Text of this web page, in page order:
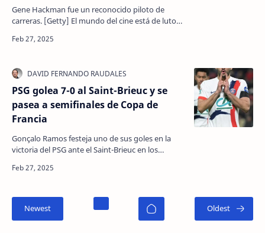
Gene Hackman fue un reconocido piloto de
carreras. [Getty] El mundo del cine está de luto
actor Gene…
PSG golea 7-0 al Saint-Brieuc y se
pasea a semifinales de Copa de
Francia
Gonçalo Ramos festeja uno de sus goles en la
victoria del PSG ante el Saint-Brieuc en los
(noroes…